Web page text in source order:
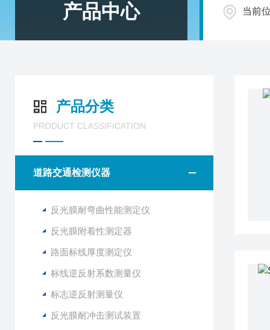
产品中心 当前
产品分类
PRODUCT CLASSIFICATION
道路交通检测仪器
反光膜耐弯曲性能测定仪
反光膜附着性测定器
路面标线厚度测定仪
标线逆反射系数测量仪
标志逆反射测量仪
反光膜耐冲击测试装置